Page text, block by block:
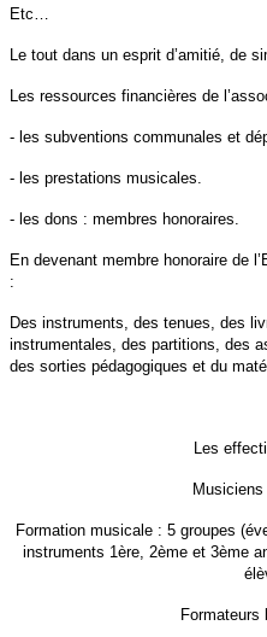
Etc…
Le tout dans un esprit d’amitié, de
Les ressources financières de
- les subventions communales et
- les prestations musicales.
- les dons : membres honoraires.
En devenant membre honoraire de
:
Des instruments, des tenues, des
instrumentales, des partitions, des
des sorties pédagogiques et du
Les
Formation musicale : 5 groupes
instruments 1ère, 2ème et 3ème
Formateurs